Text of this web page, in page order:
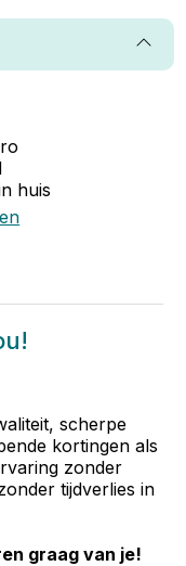
huis
scherpe
kortingen als
zonder
tijdverlies in
graag van je!